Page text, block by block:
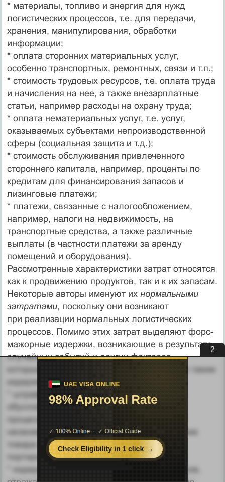
* материалы, топливо и энергия для нужд
логистических процессов, т.е. для передачи,
хранения, манипулирования, обработки
информации;
* оплата сторонних материальных услуг,
особенно транспортных, ремонтных, связи и т.п.;
* стоимость трудовых ресурсов, т.е. оплата труда
и начисления на нее, а также внезарплатные
статьи, например расходы на охрану труда;
* оплата нематериальных услуг, т.е. услуг,
оказываемых субъектами непроизводственной
сферы (социальная защита и т.д.);
* стоимость обслуживания привлеченного
стороннего капитала, например, проценты по
кредитам для финансирования запасов и
лизинговые платежи;
* платежи, связанные с налогообложением,
например, налоги на недвижимость, на
транспортные средства, а также различные
выплаты (в частности платежи за аренду
помещений и оборудования).
Рассмотренные характеристики затрат относятся
как к продвижению продуктов, так и к их запасам.
Некоторые авторы именуют их нормальными
затратами, поскольку они возникают
при реализации нормальных логистических
процессов. Помимо этих затрат выделяют форс-
мажорные издержки, возникающие в результате
случайных событий и других факторов,
которые трудно предвидеть. В частности, к таким
издержкам относятся:
* штрафы и прочие аналогичные платежи,
обусловленные сбоями в логистических
процессах, например, штрафы за
несвоевременные поставки, за повреждение
товара в процессе транс-
портировки;
* издержки, связанные со старением запасов,
1